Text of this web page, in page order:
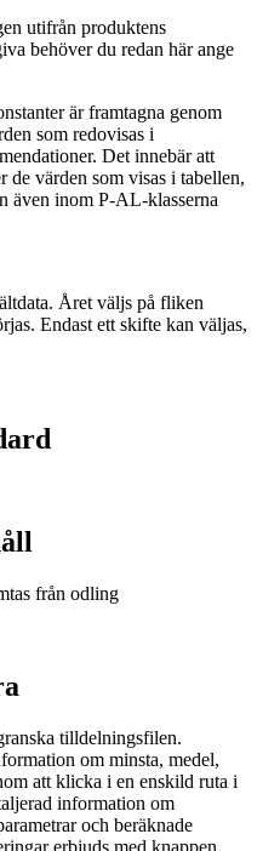
utifrån produktens
behöver du redan här ange
är framtagna genom
som redovisas i
Det innebär att
värden som visas i tabellen,
även inom P-AL-klasserna
Året väljs på fliken
Endast ett skifte kan väljas,
från odling
tilldelningsfilen.
om minsta, medel,
att klicka i en enskild ruta i
information om
och beräknade
erbjuds med knappen